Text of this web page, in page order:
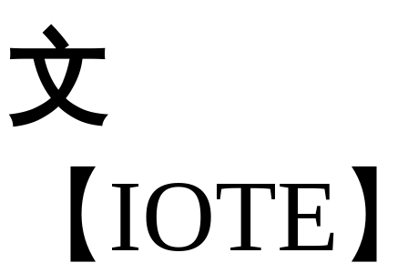
文
【IOTE